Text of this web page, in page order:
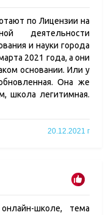
по Лицензии на
деятельности
и науки города
2021 года, а они
основании. Или у
Она же
школа легитимная.
20.12.2021 г
школе, тема